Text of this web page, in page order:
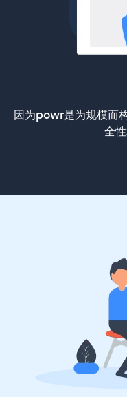
因为powr是为规模而
全